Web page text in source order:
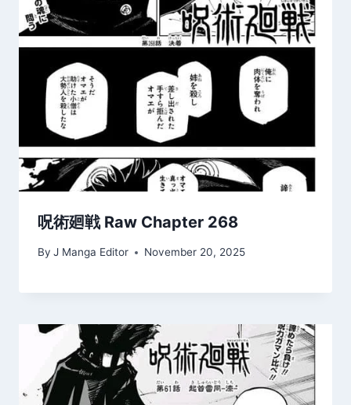
呪術廻戦 Raw Chapter 268
By J Manga Editor November 20, 2025